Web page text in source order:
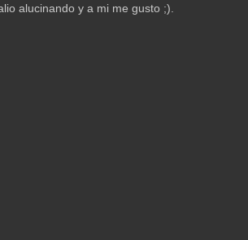
alucinando y a mi me gusto ;).